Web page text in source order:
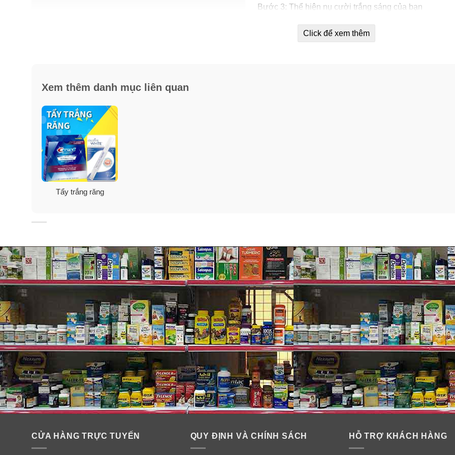
Bước 3: Thể hiện nụ cười trắng sáng của bạn
Câu trả lời cho câu hỏi thường gặp
sáng. Hầu hết các loại kem đánh răng làm trắng loại bỏ vết bẩn trên bề mặt nhưng Whitestrips cũng loại bỏ vết bẩn
trắng sáng hơn.
Miếng dán trắng răng Crest 3D White Whitestrips có thể làm tổn thương răng hoặc men răng của tôi không?
Không! Crest 3D White Whitestrips loại bỏ vết bẩn và ố ngoài ra không có tác dụng phụ gì khác. Khi được sử dụng
trình làm đẹp hàng ngày của bạn. Whitestrips của chúng tôi chứa các chất làm trắng men răng an toàn mà các nha
rằng chúng an toàn.
Click để xem thêm
Xem thêm danh mục liên quan
Tẩy trắng răng
CỬA HÀNG TRỰC TUYẾN QUY ĐỊNH VÀ CHÍNH SÁCH HỖ TRỢ KHÁCH HÀNG